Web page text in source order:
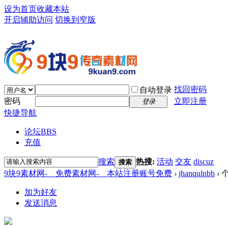
设为首页收藏本站
开启辅助访问 切换到窄版
自动登录 找回密码
密码
登录
立即注册
快捷导航
论坛BBS
充值
搜索 搜索 热搜: 活动 交友 discuz
9块9素材网-＿免费素材网-＿本站注册账号免费 › jhanqulnbb ›
加为好友
发送消息